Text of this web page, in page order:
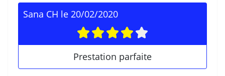
Sana CH le 20/02/2020
Prestation parfaite